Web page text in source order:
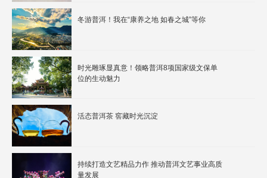
冬游普洱！我在“康养之地 如春之城”等你
时光雕琢显真意！领略普洱8项国家级文保单
位的生动魅力
活态普洱茶 窖藏时光沉淀
持续打造文艺精品力作 推动普洱文艺事业高质
量发展